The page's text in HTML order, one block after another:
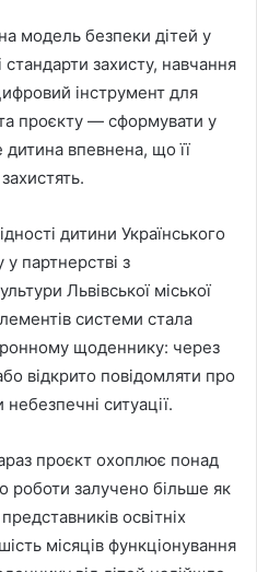
модель безпеки дітей у
захисту, навчання
інструмент для
проєкту — сформувати у
дитина впевнена, що її
дитини Українського
у партнерстві з
Львівської міської
системи стала
щоденнику: через
відкрито повідомляти про
ситуації.
проєкт охоплює понад
роботи залучено більше як
освітніх
місяців функціонування